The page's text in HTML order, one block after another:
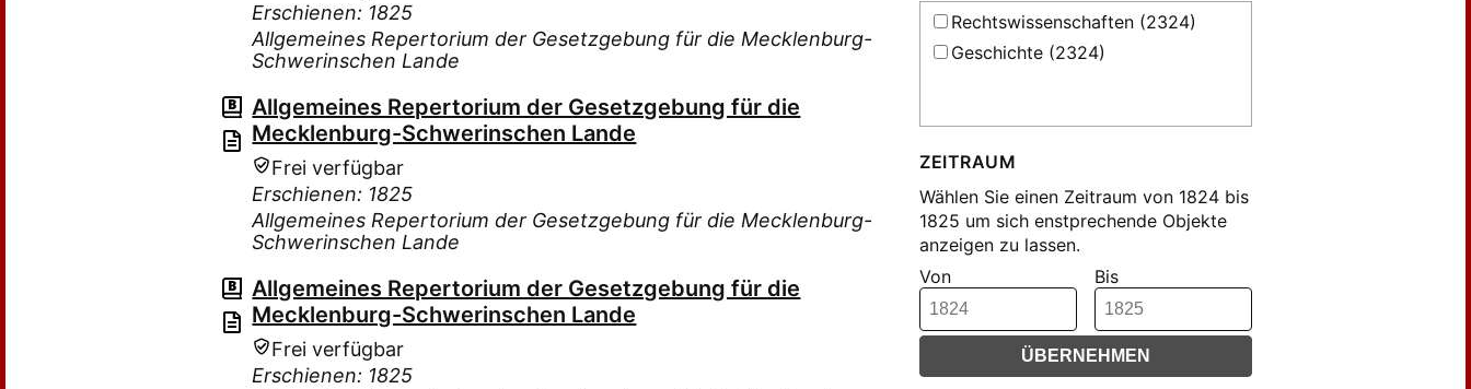
Erschienen: 1825
Allgemeines Repertorium der Gesetzgebung für die Mecklenburg-
Schwerinschen Lande
Allgemeines Repertorium der Gesetzgebung für die
Mecklenburg-Schwerinschen Lande
Frei verfügbar
Erschienen: 1825
Allgemeines Repertorium der Gesetzgebung für die Mecklenburg-
Schwerinschen Lande
Allgemeines Repertorium der Gesetzgebung für die
Mecklenburg-Schwerinschen Lande
Frei verfügbar
Erschienen: 1825
Rechtswissenschaften (2324)
Geschichte (2324)
ZEITRAUM
Wählen Sie einen Zeitraum von 1824 bis
1825 um sich enstprechende Objekte
anzeigen zu lassen.
Von
Bis
ÜBERNEHMEN